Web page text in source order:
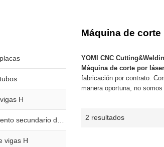
H
de vigas H
vigas H
Máquina de
YOMI CNC
Máquina de corte por
fabricación por contrato.
manera oportuna, no
2 resultados